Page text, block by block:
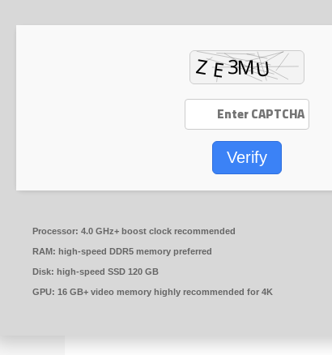
Verify
Processor: 4.0 GHz+ boost clock recommended
RAM: high-speed DDR5 memory preferred
Disk: high-speed SSD 120 GB
GPU: 16 GB+ video memory highly recommended for 4K